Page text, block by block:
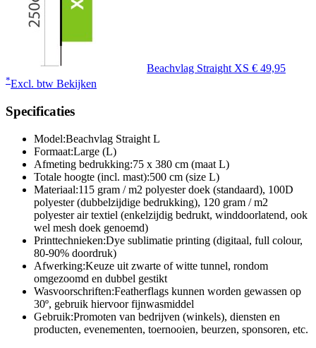
Beachvlag Straight XS € 49,95
*Excl. btw Bekijken
Specificaties
Model:Beachvlag Straight L
Formaat:Large (L)
Afmeting bedrukking:75 x 380 cm (maat L)
Totale hoogte (incl. mast):500 cm (size L)
Materiaal:115 gram / m2 polyester doek (standaard), 100D
polyester (dubbelzijdige bedrukking), 120 gram / m2
polyester air textiel (enkelzijdig bedrukt, winddoorlatend, ook
wel mesh doek genoemd)
Printtechnieken:Dye sublimatie printing (digitaal, full colour,
80-90% doordruk)
Afwerking:Keuze uit zwarte of witte tunnel, rondom
omgezoomd en dubbel gestikt
Wasvoorschriften:Featherflags kunnen worden gewassen op
30º, gebruik hiervoor fijnwasmiddel
Gebruik:Promoten van bedrijven (winkels), diensten en
producten, evenementen, toernooien, beurzen, sponsoren, etc.